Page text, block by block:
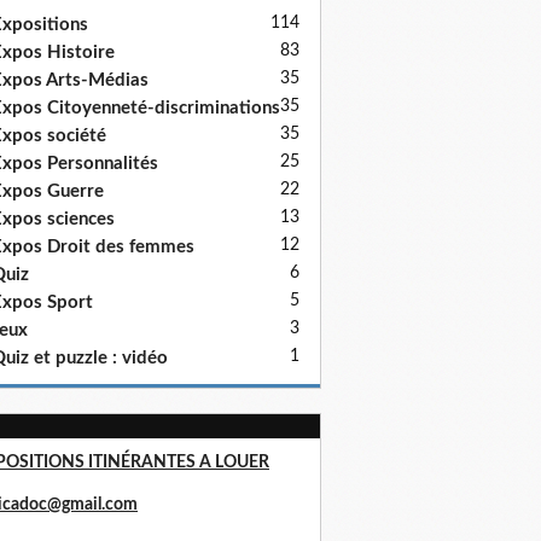
114
Histoire 83
Arts-Médias 35
Citoyenneté-discriminations35
société 35
Personnalités 25
Guerre 22
sciences 13
Droit des femmes 12
6
Sport 5
3
et puzzle : vidéo 1
ITINÉRANTES A LOUER